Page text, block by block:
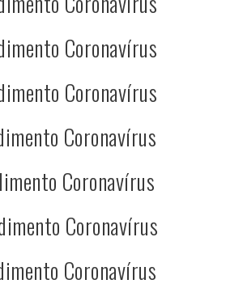
Coronavírus
Coronavírus
Coronavírus
Coronavírus
Coronavírus
Coronavírus